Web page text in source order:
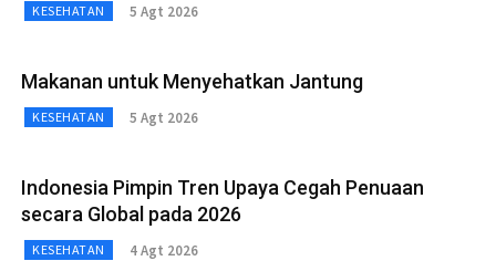
KESEHATAN 5 Agt 2026
Makanan untuk Menyehatkan Jantung
KESEHATAN 5 Agt 2026
Indonesia Pimpin Tren Upaya Cegah Penuaan
secara Global pada 2026
KESEHATAN 4 Agt 2026